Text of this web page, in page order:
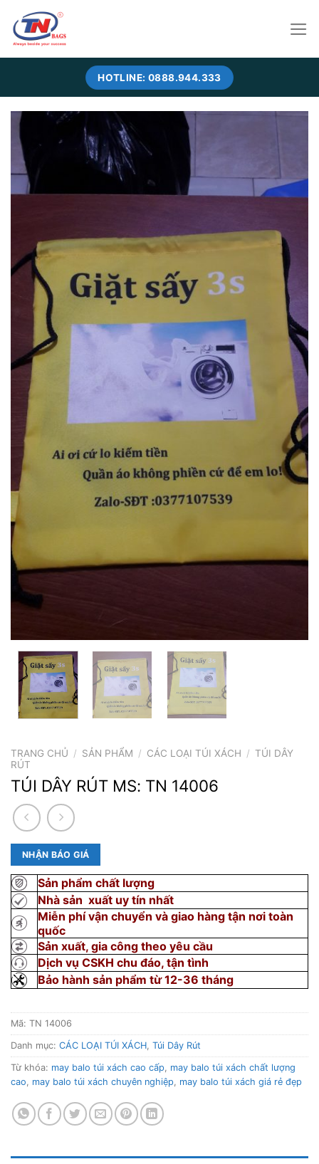
content
HOTLINE: 0888.944.333
TRANG CHỦ / SẢN PHẨM / CÁC LOẠI TÚI XÁCH / TÚI DÂY
RÚT
TÚI DÂY RÚT MS: TN 14006
NHẬN BÁO GIÁ
Sản phẩm chất lượng
Nhà sản xuất uy tín nhất
Miễn phí vận chuyển và giao hàng tận nơi toàn
quốc
Sản xuất, gia công theo yêu cầu
Dịch vụ CSKH chu đáo, tận tình
Bảo hành sản phẩm từ 12-36 tháng
Mã: TN 14006
Danh mục: CÁC LOẠI TÚI XÁCH, Túi Dây Rút
Từ khóa: may balo túi xách cao cấp, may balo túi xách chất lượng
cao, may balo túi xách chuyên nghiệp, may balo túi xách giá rẻ đẹp